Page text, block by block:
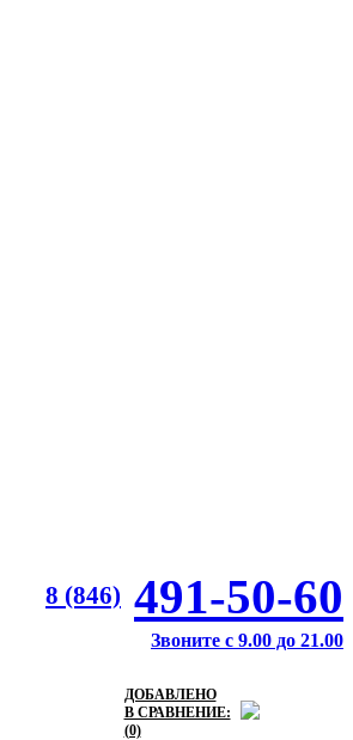
8 (846) 491-50-60
Звоните с 9.00 до 21.00
ДОБАВЛЕНО
В СРАВНЕНИЕ:
(0)